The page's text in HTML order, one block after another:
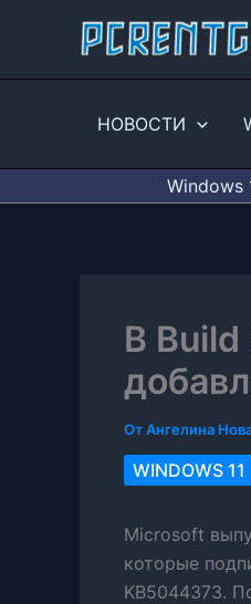
НОВОСТИ
Windows
В
ОтАнгелина
WINDOWS 11
Microsoft
которые
KB5044373.